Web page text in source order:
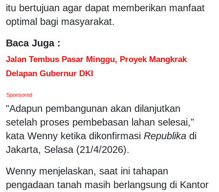
itu bertujuan agar dapat memberikan manfaat
optimal bagi masyarakat.
Baca Juga :
Jalan Tembus Pasar Minggu, Proyek Mangkrak
Delapan Gubernur DKI
Sponsored
"Adapun pembangunan akan dilanjutkan
setelah proses pembebasan lahan selesai,"
kata Wenny ketika dikonfirmasi Republika di
Jakarta, Selasa (21/4/2026).
Wenny menjelaskan, saat ini tahapan
pengadaan tanah masih berlangsung di Kantor